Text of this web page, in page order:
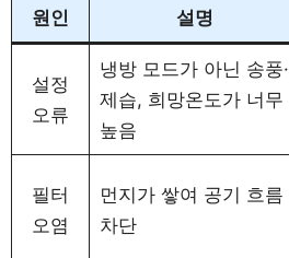
원인 설명
설정
오류
냉방 모드가 아닌 송풍·
제습, 희망온도가 너무
높음
필터
오염
먼지가 쌓여 공기 흐름
차단